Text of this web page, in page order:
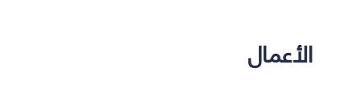
الأعمال